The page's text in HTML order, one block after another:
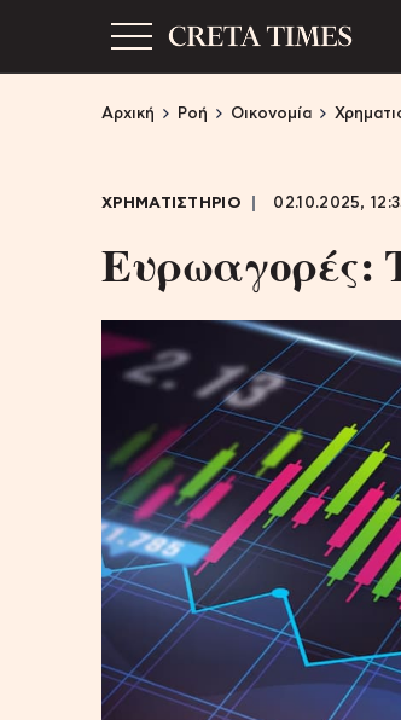
Αρχική Ροή Οικονομία
ΧΡΗΜΑΤΙΣΤΗΡΙΟ 02.10.2025,
Ευρωαγορές: